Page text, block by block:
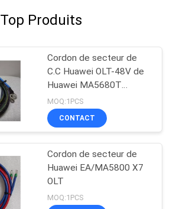
Top Produits
Cordon de secteur de
C.C Huawei OLT-48V de
Huawei MA5680T
5683T
MOQ:1PCS
CONTACT
Cordon de secteur de
Huawei EA/MA5800 X7
OLT
MOQ:1PCS